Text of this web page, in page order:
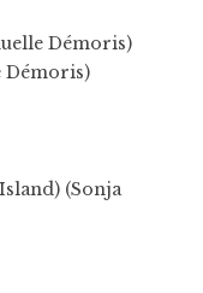
Démoris)
Démoris)
(Sonja